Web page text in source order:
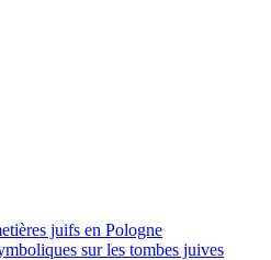
juifs en Pologne
sur les tombes juives